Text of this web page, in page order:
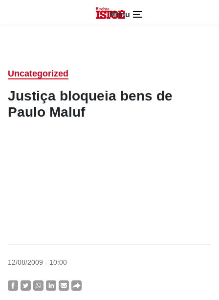
Menu
Uncategorized
Justiça bloqueia bens de
Paulo Maluf
12/08/2009 - 10:00